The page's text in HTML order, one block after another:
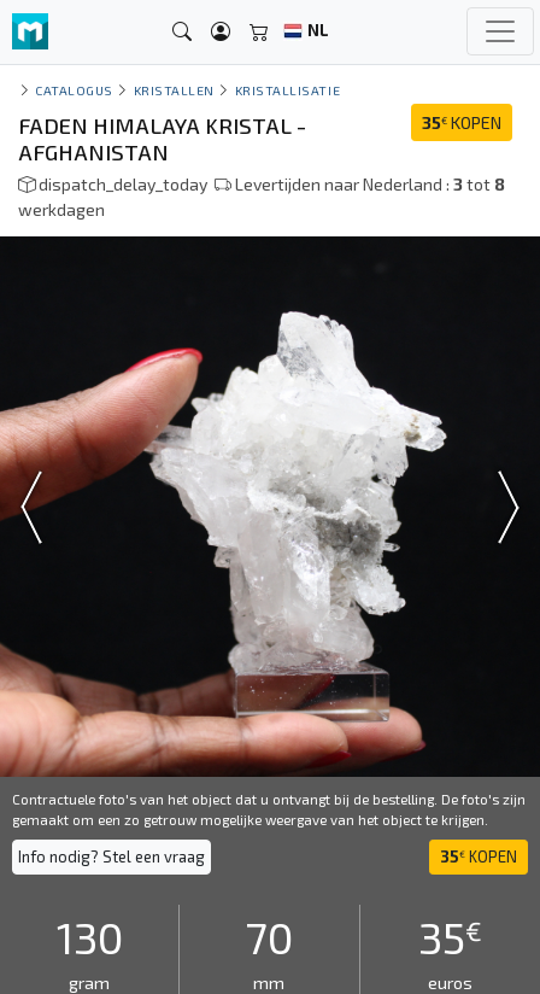
NL
CATALOGUS KRISTALLEN KRISTALLISATIE
35€ KOPEN
FADEN HIMALAYA KRISTAL -
AFGHANISTAN
dispatch_delay_today Levertijden naar Nederland : 3tot 8
werkdagen
Contractuele foto's van het object dat u ontvangt bij de bestelling. De foto's zijn
gemaakt om een ​​zo getrouw mogelijke weergave van het object te krijgen.
Info nodig? Stel een vraag 35€ KOPEN
130
gram
70
mm
35€
euros